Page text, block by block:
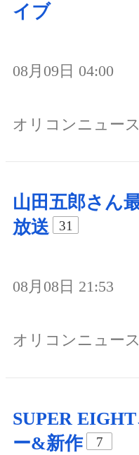
イブ
08月09日 04:00
オリコンニュース
山田五郎さん
放送
31
08月08日 21:53
オリコンニュース
SUPER
ー&新作
7